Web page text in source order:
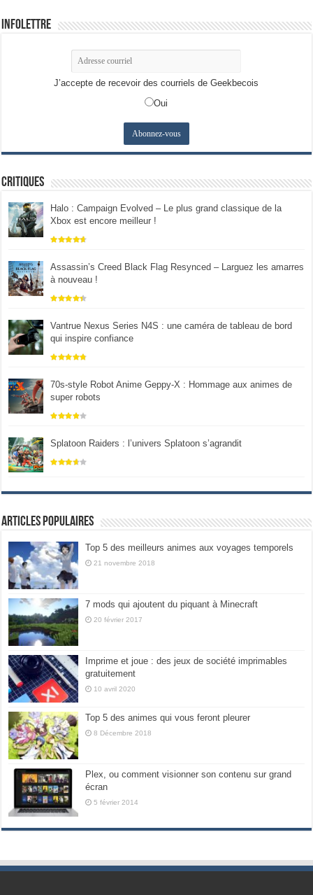
Infolettre
J’accepte de recevoir des courriels de Geekbecois
Oui
Critiques
Halo : Campaign Evolved – Le plus grand classique de la
Xbox est encore meilleur !
Assassin’s Creed Black Flag Resynced – Larguez les amarres
à nouveau !
Vantrue Nexus Series N4S : une caméra de tableau de bord
qui inspire confiance
70s-style Robot Anime Geppy-X : Hommage aux animes de
super robots
Splatoon Raiders : l’univers Splatoon s’agrandit
Articles populaires
Top 5 des meilleurs animes aux voyages temporels
21 novembre 2018
7 mods qui ajoutent du piquant à Minecraft
20 février 2017
Imprime et joue : des jeux de société imprimables
gratuitement
10 avril 2020
Top 5 des animes qui vous feront pleurer
8 Décembre 2018
Plex, ou comment visionner son contenu sur grand
écran
5 février 2014